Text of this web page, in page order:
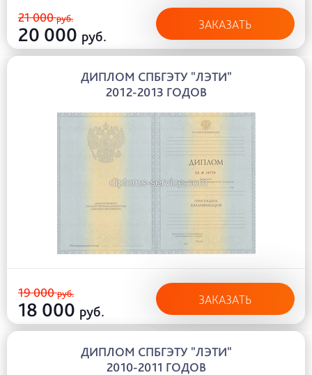
21 000руб.
20 000 руб.
ЗАКАЗАТЬ
ДИПЛОМ СПБГЭТУ "ЛЭТИ"
2012-2013 ГОДОВ
19 000руб.
18 000 руб.
ЗАКАЗАТЬ
ДИПЛОМ СПБГЭТУ "ЛЭТИ"
2010-2011 ГОДОВ